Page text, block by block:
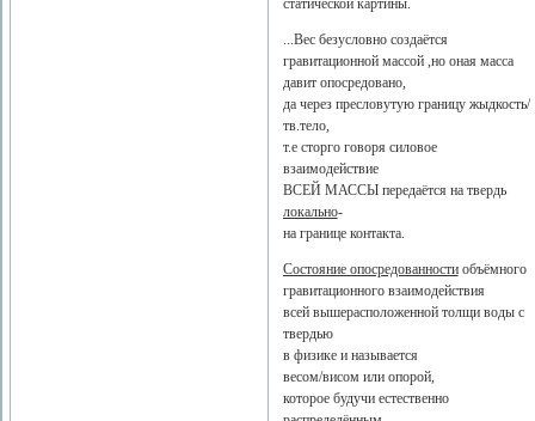
статической картины.
...Вес безусловно создаётся
гравитационной массой ,но оная масса
давит опосредовано,
да через пресловутую границу жыдкость/
тв.тело,
т.е сторго говоря силовое
взаимодействие
ВСЕЙ МАССЫ передаётся на твердь
локально-
на границе контакта.
Состояние опосредованностиобъёмного
гравитационного взаимодействия
всей вышерасположенной толщи воды с
твердью
в физике и называется
весом/висом или опорой,
которое будучи естественно